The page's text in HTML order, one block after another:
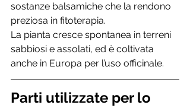
sostanze balsamiche che la rendono
preziosa in fitoterapia.
La pianta cresce spontanea in terreni
sabbiosi e assolati, ed è coltivata
anche in Europa per l’uso officinale.
Parti utilizzate per lo